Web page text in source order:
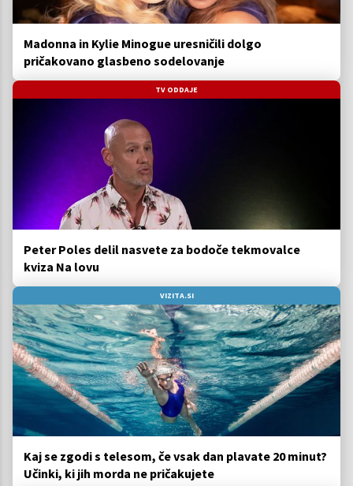
Madonna in Kylie Minogue uresničili dolgo
pričakovano glasbeno sodelovanje
TV ODDAJE
Peter Poles delil nasvete za bodoče tekmovalce
kviza Na lovu
VIZITA.SI
Kaj se zgodi s telesom, če vsak dan plavate 20 minut?
Učinki, ki jih morda ne pričakujete